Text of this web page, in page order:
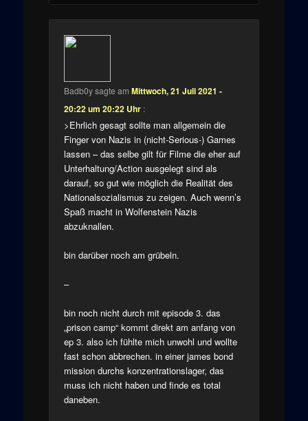
Badb0ysagte am Mittwoch, 21 Juli 2021 -
20:22 um 20:22 Uhr :
>Ehrlich gesagt sollte man allgemein die
Finger von Nazis in (nicht-Serious-) Games
lassen – das selbe gilt für Filme die eher auf
Unterhaltung/Action ausgelegt sind als
darauf, so gut wie möglich die Realität des
Nationalsozialismus zu zeigen. Auch wenn’s
Spaß macht in Wolfenstein Nazis
abzuknallen.
bin darüber noch am grübeln.
–
bin noch nicht durch mit episode 3. das
„prison camp“ kommt direkt am anfang von
ep 3. also ich fühlte mich unwohl und wollte
fast schon abbrechen. in einer james bond
mission durchs konzentrationslager, das
muss ich nicht haben und finde es total
daneben.